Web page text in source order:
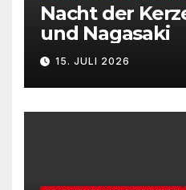
Nacht der
und Nagasaki
15. JULI 2026